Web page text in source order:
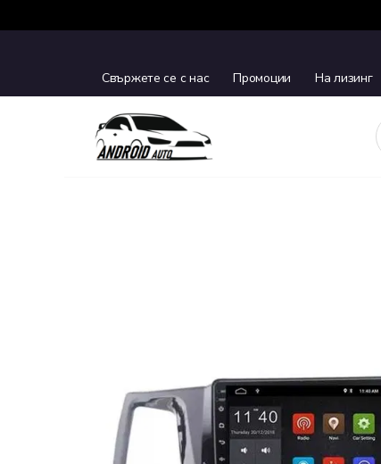
Свържете се с нас
Промоции На лизинг